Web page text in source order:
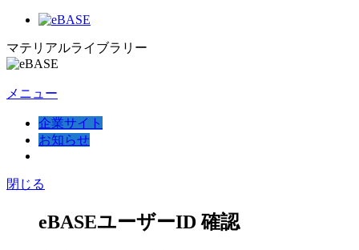
マテリアルライブラリー
メニュー
企業サイト
お知らせ
閉じる
eBASEユーザーID 確認